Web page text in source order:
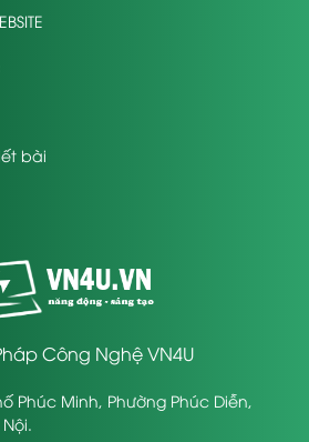
bài
Công Nghệ VN4U
Phúc Minh, Phường Phúc Diễn,